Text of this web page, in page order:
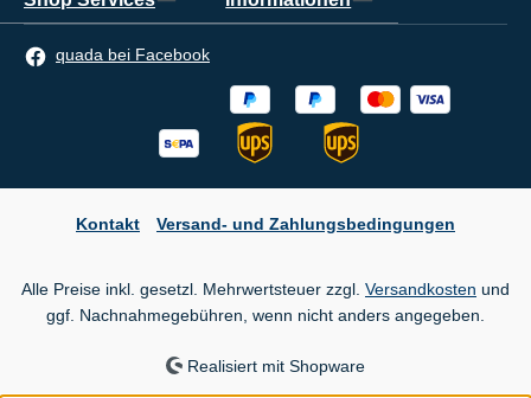
quada bei Facebook
Kontakt Versand- und Zahlungsbedingungen
Alle Preise inkl. gesetzl. Mehrwertsteuer zzgl. Versandkosten und
ggf. Nachnahmegebühren, wenn nicht anders angegeben.
Realisiert mit Shopware